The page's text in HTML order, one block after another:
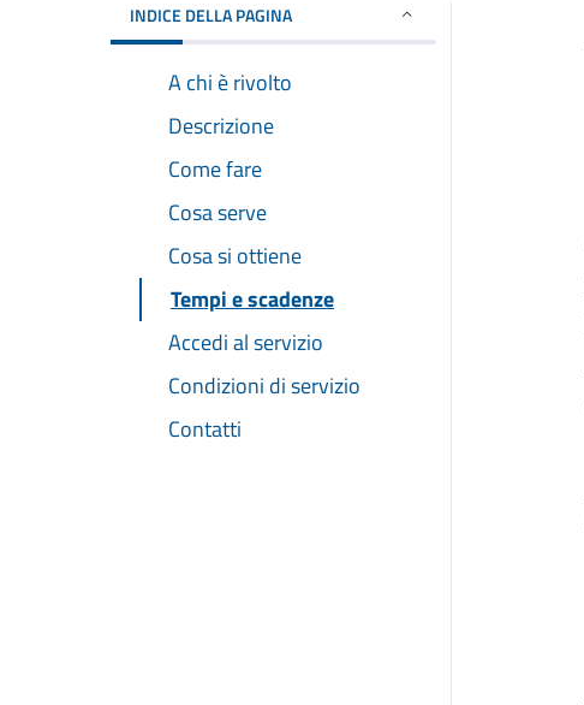
INDICE DELLA PAGINA
A chi è rivolto
Descrizione
Come fare
Cosa serve
Cosa si ottiene
Tempi e scadenze
Accedi al servizio
Condizioni di servizio
Contatti